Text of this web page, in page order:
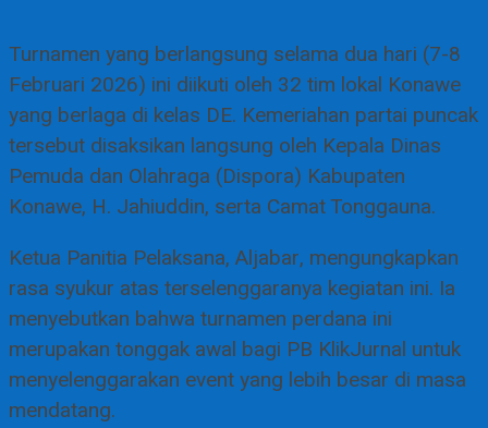
​Turnamen yang berlangsung selama dua hari (7-8
Februari 2026) ini diikuti oleh 32 tim lokal Konawe
yang berlaga di kelas DE. Kemeriahan partai puncak
tersebut disaksikan langsung oleh Kepala Dinas
Pemuda dan Olahraga (Dispora) Kabupaten
Konawe, H. Jahiuddin, serta Camat Tonggauna.
​Ketua Panitia Pelaksana, Aljabar, mengungkapkan
rasa syukur atas terselenggaranya kegiatan ini. Ia
menyebutkan bahwa turnamen perdana ini
merupakan tonggak awal bagi PB KlikJurnal untuk
menyelenggarakan event yang lebih besar di masa
mendatang.